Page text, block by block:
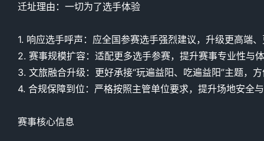
迁址理由：一切为了选手体验
1. 响应选手呼声：应全国参赛选手强烈建议，升级更高端
2. 赛事规模扩容：适配更多选手参赛，提升赛事专业性与
3. 文旅融合升级：更好承接“玩遍益阳、吃遍益阳”主题，
4. 合规保障到位：严格按照主管单位要求，提升场地安全
赛事核心信息